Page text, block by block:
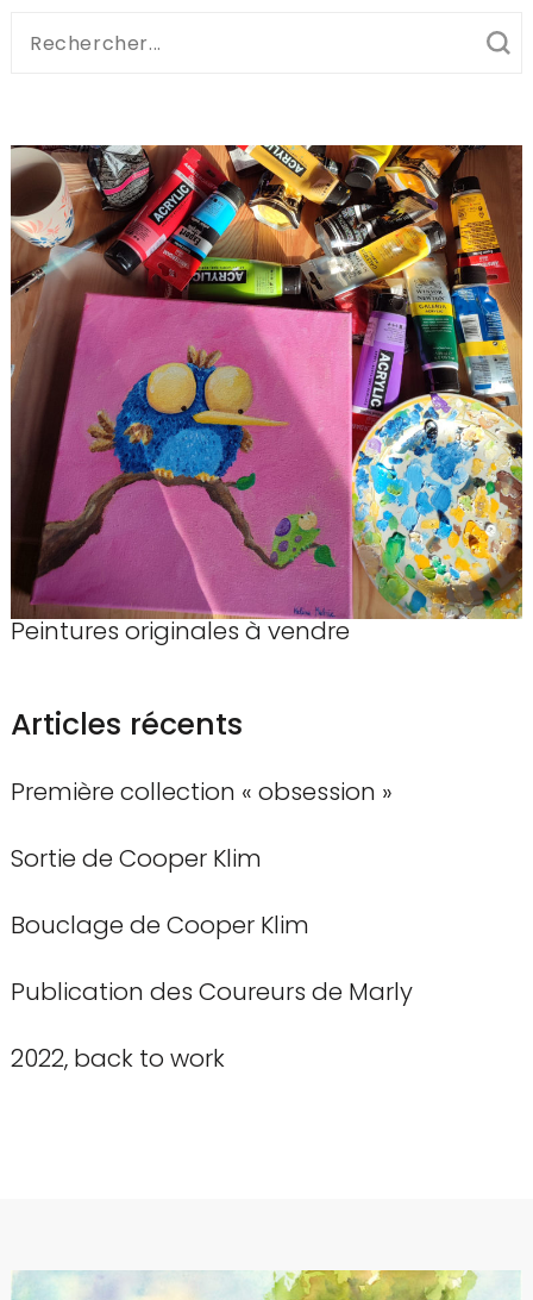
Recherche
Peintures originales à vendre
Articles récents
Première collection « obsession »
Sortie de Cooper Klim
Bouclage de Cooper Klim
Publication des Coureurs de Marly
2022, back to work